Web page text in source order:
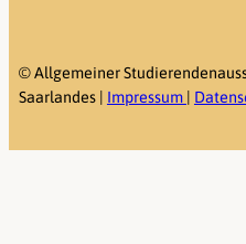
©Allgemeiner
Saarlandes | Impressum